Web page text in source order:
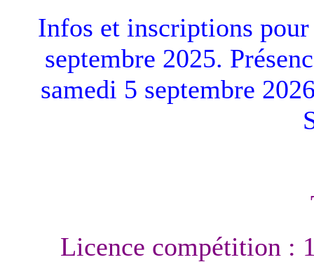
Infos et inscriptions
septembre 2025.
samedi 5 septembre
Licence compétition :